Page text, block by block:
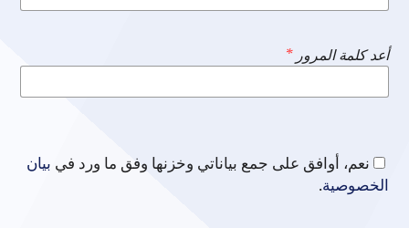
أعد كلمة المرور*
بيان
الخصوصية.